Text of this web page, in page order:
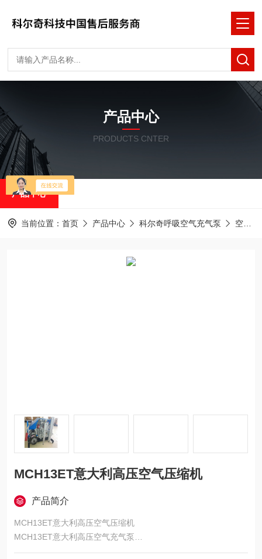
产品中心
PRODUCTS CNTER
产品中心
当前位置： 首页 产品中心 科尔奇呼吸空气充气泵 空气压缩机
MCH13ET意大利高压空气压缩机
产品简介
MCH13ET意大利高压空气压缩机
MCH13ET意大利高压空气充气泵
在火灾现场，有毒气体弥漫，特殊环境大气中含氧量不足，和没